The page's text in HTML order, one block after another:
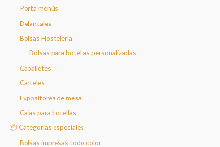
Porta menús
Delantales
Bolsas Hostelería
Bolsas para botellas personalizadas
Caballetes
Carteles
Expositores de mesa
Cajas para botellas
📦 Categorías especiales
Bolsas impresas todo color